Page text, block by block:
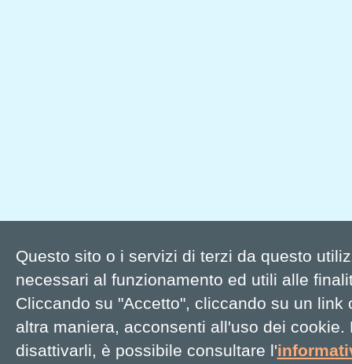
Questo sito o i servizi di terzi da questo
necessari al funzionamento ed utili alle
Cliccando su "Accetto", cliccando su un
altra maniera, acconsenti all'uso dei
disattivarli, è possibile consultare l'